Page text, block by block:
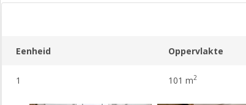
Eenheid Oppervlakte
1 101 m2